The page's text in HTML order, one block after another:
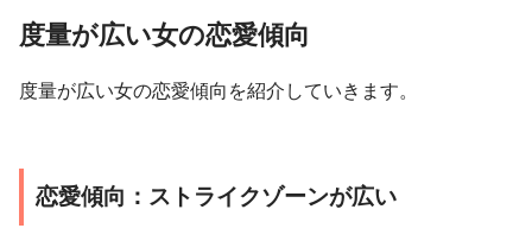
度量が広い女の恋愛傾向
度量が広い女の恋愛傾向を紹介していきます。
恋愛傾向：ストライクゾーンが広い